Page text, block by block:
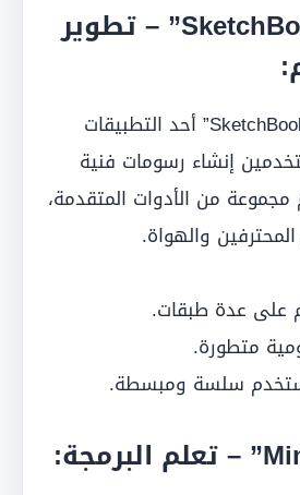
تطبيق “SketchBook” – تطوير
يعد “SketchBook” أحد التطبيقات
إنشاء رسومات فنية
مجموعة من الأدوات المتقدمة،
والهواة.
على عدة طبقات.
متطورة.
سلسة ومبسطة.